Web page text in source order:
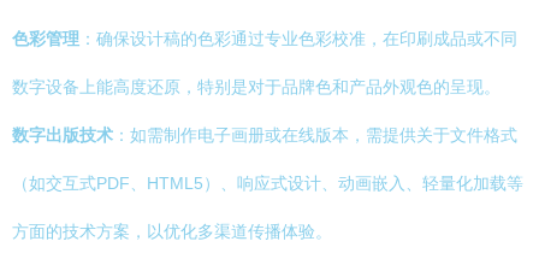
色彩管理 ：确保设计稿的色彩通过专业色彩校准，在印刷成品或不同
数字设备上能高度还原，特别是对于品牌色和产品外观色的呈现。
数字出版技术 ：如需制作电子画册或在线版本，需提供关于文件格式
（如交互式PDF、HTML5）、响应式设计、动画嵌入、轻量化加载等
方面的技术方案，以优化多渠道传播体验。